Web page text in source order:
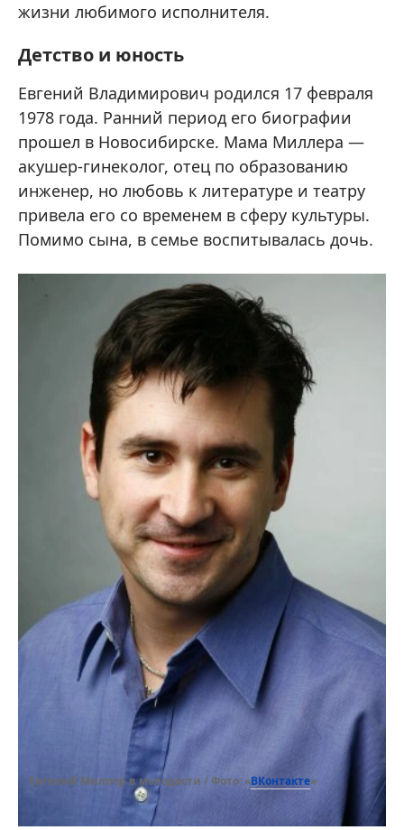
жизни любимого исполнителя.
Детство и юность
Евгений Владимирович родился 17 февраля
1978 года. Ранний период его биографии
прошел в Новосибирске. Мама Миллера —
акушер-гинеколог, отец по образованию
инженер, но любовь к литературе и театру
привела его со временем в сферу культуры.
Помимо сына, в семье воспитывалась дочь.
Евгений Миллер в молодости / Фото: «ВКонтакте»